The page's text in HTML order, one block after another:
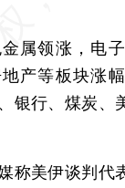
属领涨，电
产等板块涨
银行、煤炭、
称美伊谈判代